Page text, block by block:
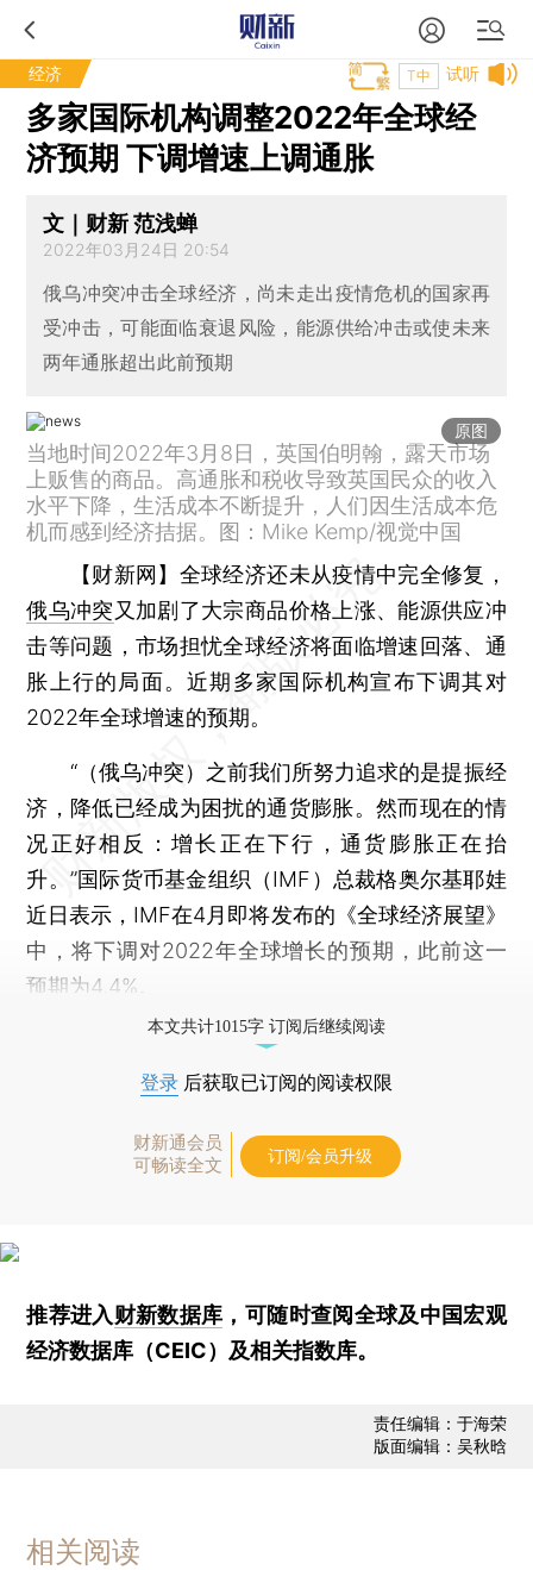
经济 试听
T中
多家国际机构调整2022年全球经
济预期 下调增速上调通胀
文｜财新 范浅蝉
2022年03月24日 20:54
俄乌冲突冲击全球经济，尚未走出疫情危机的国家再
受冲击，可能面临衰退风险，能源供给冲击或使未来
两年通胀超出此前预期
原图
当地时间2022年3月8日，英国伯明翰，露天市场
上贩售的商品。高通胀和税收导致英国民众的收入
水平下降，生活成本不断提升，人们因生活成本危
机而感到经济拮据。图：Mike Kemp/视觉中国
【财新网】 全球经济还未从疫情中完全修复，
俄乌冲突又加剧了大宗商品价格上涨、能源供应冲
击等问题，市场担忧全球经济将面临增速回落、通
胀上行的局面。近期多家国际机构宣布下调其对
2022年全球增速的预期。
“（俄乌冲突）之前我们所努力追求的是提振经
济，降低已经成为困扰的通货膨胀。然而现在的情
况正好相反：增长正在下行，通货膨胀正在抬
升。”国际货币基金组织（IMF）总裁格奥尔基耶娃
近日表示，IMF在4月即将发布的《全球经济展望》
中，将下调对2022年全球增长的预期，此前这一
预期为4.4%。
本文共计1015字 订阅后继续阅读
登录 后获取已订阅的阅读权限
财新通会员
可畅读全文
订阅/会员升级
推荐进入财新数据库 ，可随时查阅全球及中国宏观
经济数据库（CEIC）及相关指数库。
责任编辑：于海荣
版面编辑：吴秋晗
相关阅读